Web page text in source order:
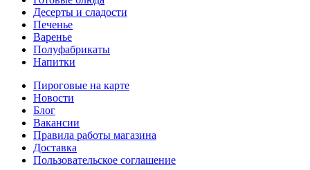
Десерты и сладости
Печенье
Варенье
Полуфабрикаты
Напитки
Пироговые на карте
Новости
Блог
Вакансии
Правила работы магазина
Доставка
Пользовательское соглашение